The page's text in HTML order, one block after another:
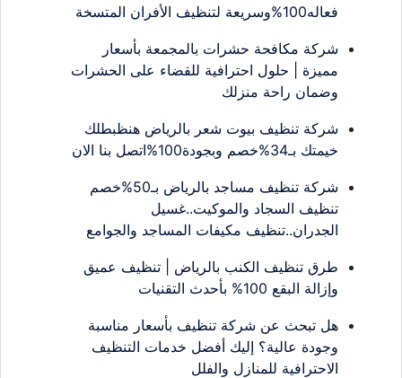
فعاله100%وسريعة لتنظيف الأفران المتسخة
شركة مكافحة حشرات بالمجمعة بأسعار
مميزة | حلول احترافية للقضاء على الحشرات
وضمان راحة منزلك
شركة تنظيف بيوت شعر بالرياض هنظبطلك
خيمتك بـ34%خصم وبجودة100%اتصل بنا الان
شركة تنظيف مساجد بالرياض بـ50%خصم
تنظيف السجاد والموكيت..غسيل
الجدران..تنظيف مكيفات المساجد والجوامع
طرق تنظيف الكنب بالرياض | تنظيف عميق
وإزالة البقع 100% بأحدث التقنيات
هل تبحث عن شركة تنظيف بأسعار مناسبة
وجودة عالية؟ إليك أفضل خدمات التنظيف
الاحترافية للمنازل والفلل